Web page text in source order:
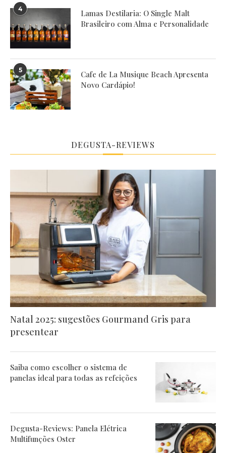
4
Lamas Destilaria: O Single Malt
Brasileiro com Alma e Personalidade
5
Cafe de La Musique Beach Apresenta
Novo Cardápio!
DEGUSTA-REVIEWS
Natal 2025: sugestões Gourmand Gris para
presentear
Saiba como escolher o sistema de
panelas ideal para todas as refeições
Degusta-Reviews: Panela Elétrica
Multifunções Oster